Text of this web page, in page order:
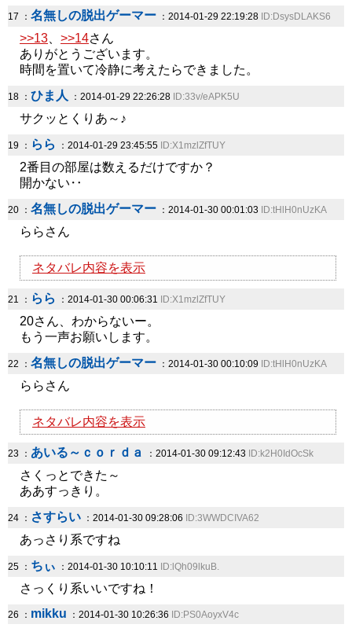
17 ： 名無しの脱出ゲーマー ：2014-01-29 22:19:28 ID:DsysDLAKS6
>>13 >>14さん
ありがとうございます。
時間を置いて冷静に考えたらできました。
18 ： ひま人 ：2014-01-29 22:26:28 ID:33v/eAPK5U
サクッとくりあ～♪
19 ： らら ：2014-01-29 23:45:55 ID:X1mzlZfTUY
2番目の部屋は数えるだけですか？
開かない‥
20 ： 名無しの脱出ゲーマー ：2014-01-30 00:01:03 ID:tHlH0nUzKA
ららさん
ネタバレ内容を表示
21 ： らら ：2014-01-30 00:06:31 ID:X1mzlZfTUY
20さん、わからないー。
もう一声お願いします。
22 ： 名無しの脱出ゲーマー ：2014-01-30 00:10:09 ID:tHlH0nUzKA
ららさん
ネタバレ内容を表示
23 ： あいる～ｃｏｒｄａ ：2014-01-30 09:12:43 ID:k2H0IdOcSk
さくっとできた～
ああすっきり。
24 ： さすらい ：2014-01-30 09:28:06 ID:3WWDCIVA62
あっさり系ですね
25 ： ちぃ ：2014-01-30 10:10:11 ID:lQh09lkuB.
さっくり系いいですね！
26 ： mikku ：2014-01-30 10:26:36 ID:PS0AoyxV4c